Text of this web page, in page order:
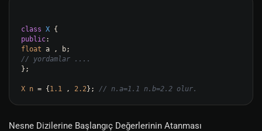
class X
public
float
// yordamlar ....
};
X n = { 1.1 , 2.2}; // n.a=1.1 n.b=2.2 olur.
Nesne Dizilerine Başlangıç Değerlerinin Atanması